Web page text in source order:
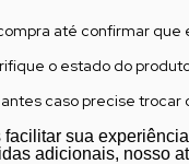
até confirmar que
o estado do
caso precise trocar
sua
adicionais, nosso